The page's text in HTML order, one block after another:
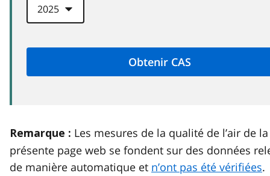
Remarque : Les mesures de la qualité de l’air de la
présente page web se fondent sur des données
de manière automatique et n’ont pas été vérifiées.